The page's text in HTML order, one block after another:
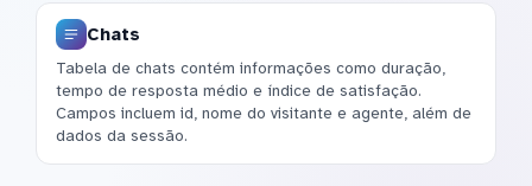
Chats
Tabela de chats contém informações como duração,
tempo de resposta médio e índice de satisfação.
Campos incluem id, nome do visitante e agente, além de
dados da sessão.